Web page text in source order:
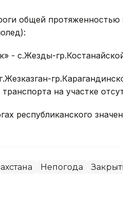
общей
- с.Жезды-
на участке
республиканского
Непогода